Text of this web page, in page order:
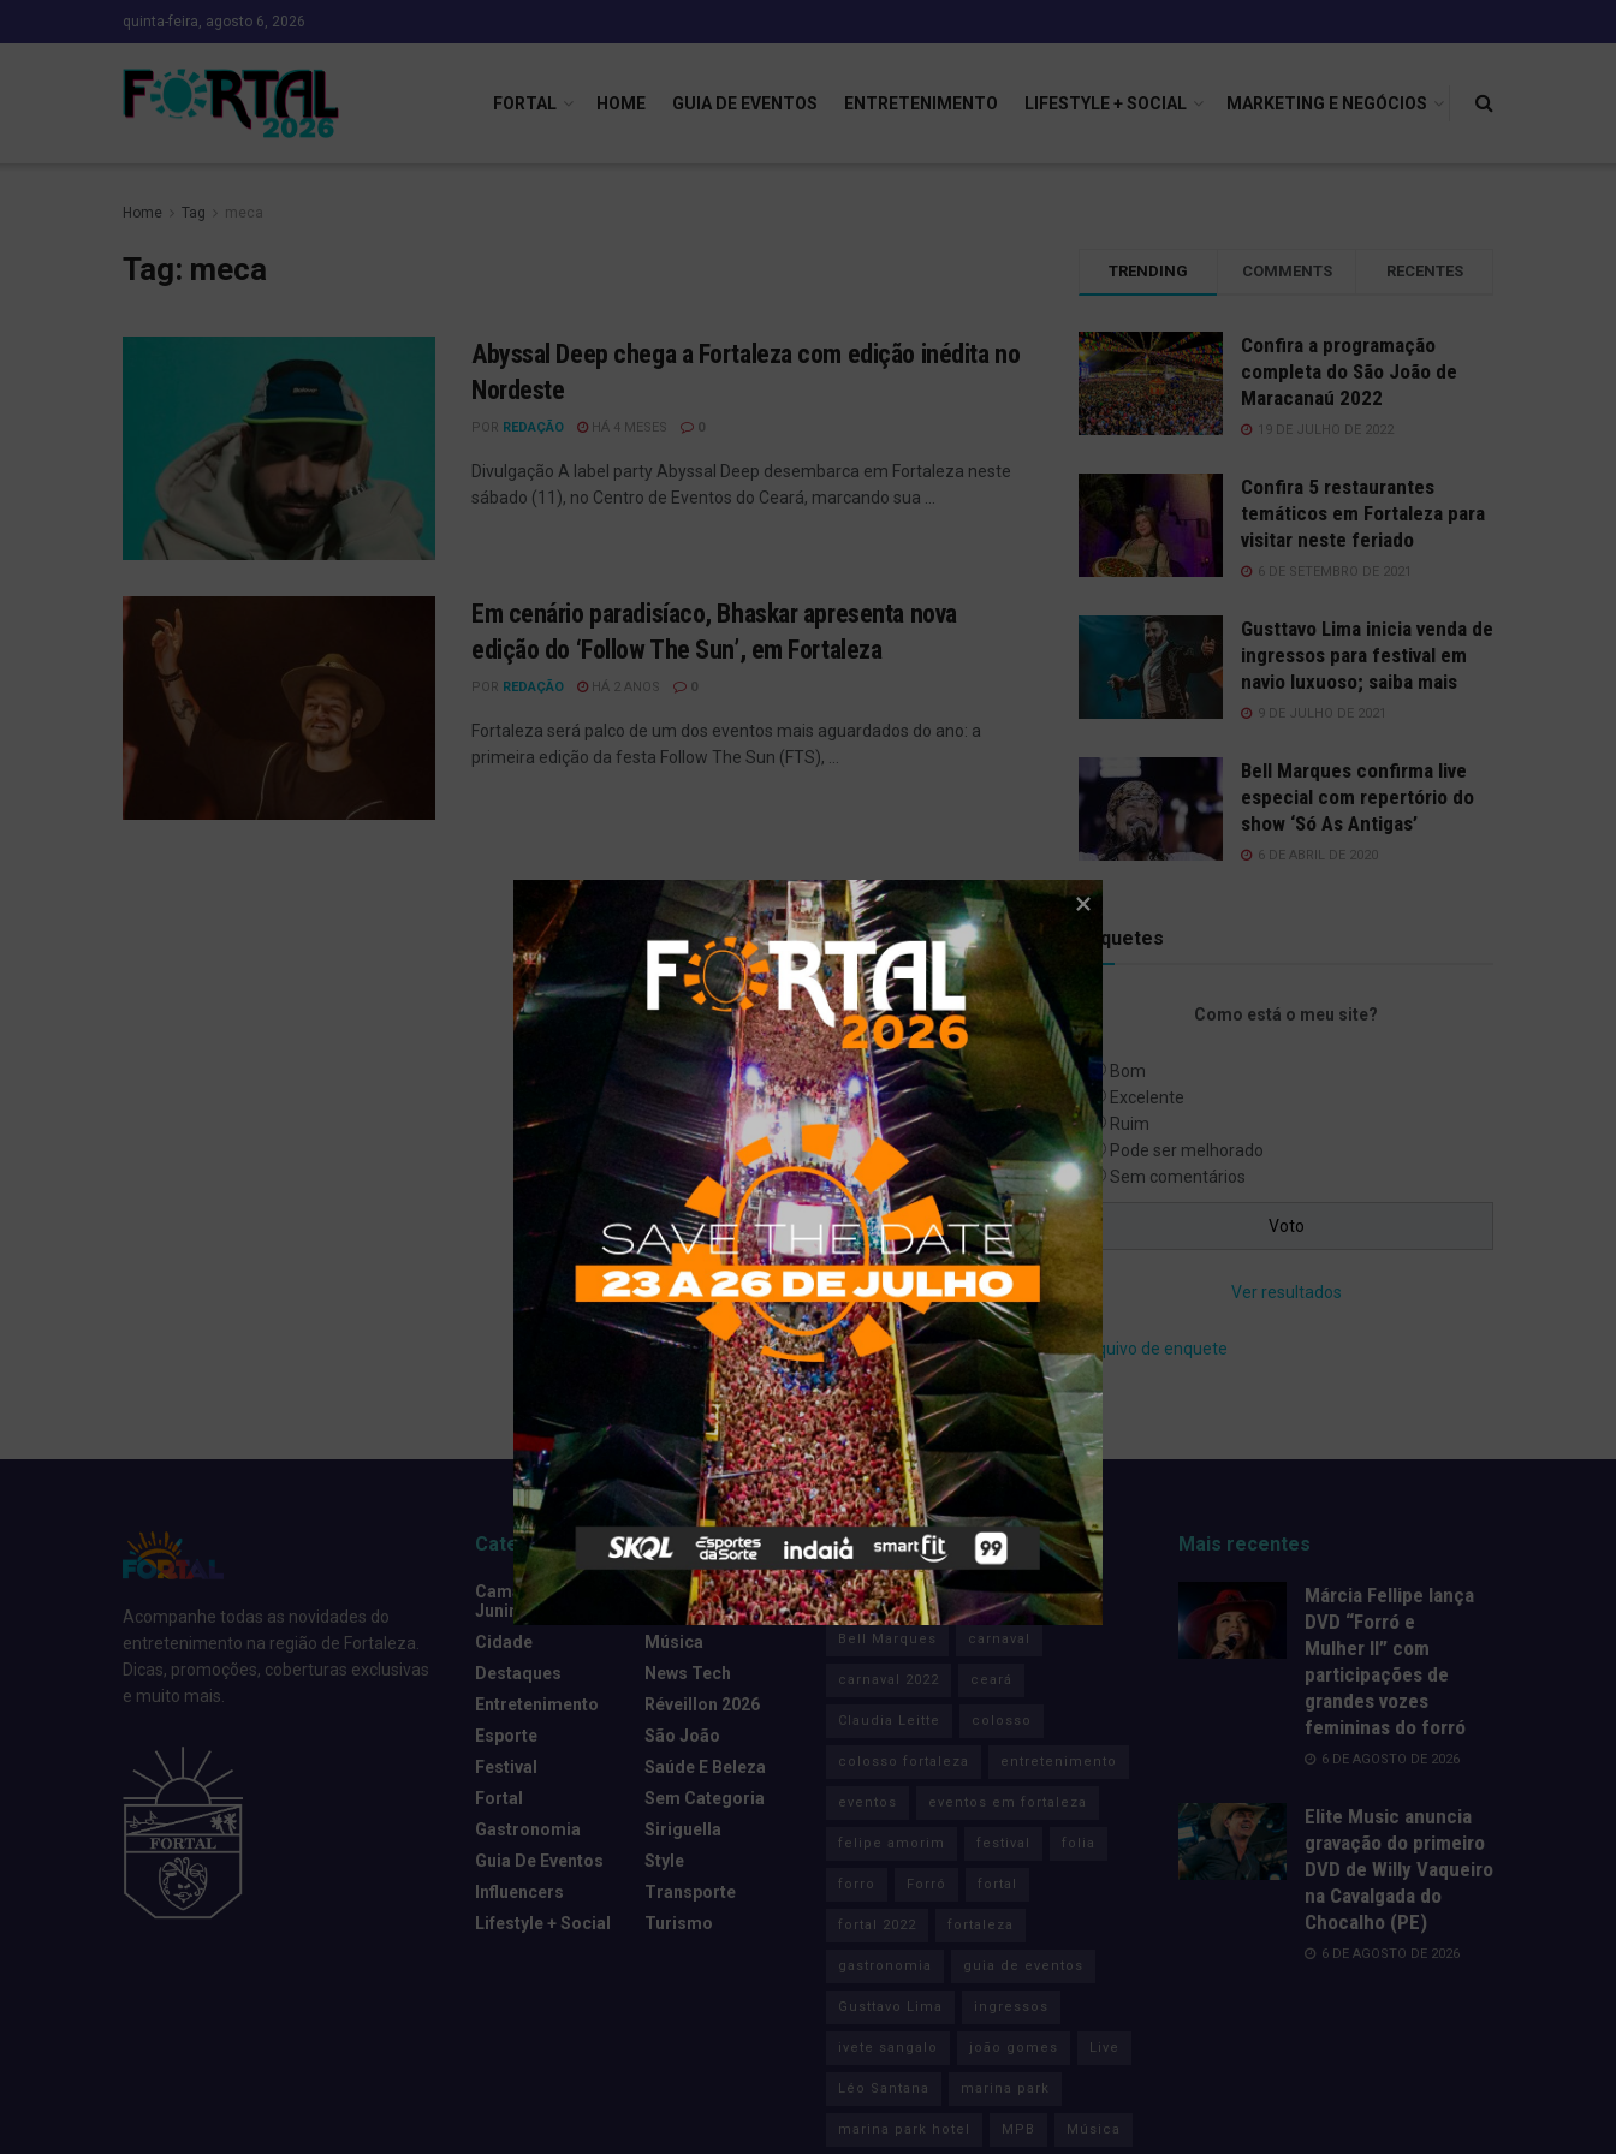
quinta-feira, agosto 6, 2026
FORTAL HOME GUIA DE EVENTOS ENTRETENIMENTO LIFESTYLE + SOCIAL MARKETING E NEGÓCIOS
Home Tag meca
Tag: meca
Abyssal Deep chega a Fortaleza com edição inédita no
Nordeste
POR REDAÇÃO HÁ 4 MESES 0
Divulgação A label party Abyssal Deep desembarca em Fortaleza neste
sábado (11), no Centro de Eventos do Ceará, marcando sua ...
Em cenário paradisíaco, Bhaskar apresenta nova
edição do ‘Follow The Sun’, em Fortaleza
POR REDAÇÃO HÁ 2 ANOS 0
Fortaleza será palco de um dos eventos mais aguardados do ano: a
primeira edição da festa Follow The Sun (FTS), ...
TRENDING COMMENTS RECENTES
Confira a programação
completa do São João de
Maracanaú 2022
19 DE JULHO DE 2022
Confira 5 restaurantes
temáticos em Fortaleza para
visitar neste feriado
6 DE SETEMBRO DE 2021
Gusttavo Lima inicia venda de
ingressos para festival em
navio luxuoso; saiba mais
9 DE JULHO DE 2021
Bell Marques confirma live
especial com repertório do
show ‘Só As Antigas’
6 DE ABRIL DE 2020
Enquetes
Como está o meu site?
Bom
Excelente
Ruim
Pode ser melhorado
Sem comentários
Ver resultados
Arquivo de enquete
Acompanhe todas as novidades do
entretenimento na região de Fortaleza.
Dicas, promoções, coberturas exclusivas
e muito mais.
Categorias
Camarote Vip
Junino
Cidade
Destaques
Entretenimento
Esporte
Festival
Fortal
Gastronomia
Guia De Eventos
Influencers
Lifestyle + Social
Marketing E
Negócios
Música
News Tech
Réveillon 2026
São João
Saúde E Beleza
Sem Categoria
Siriguella
Style
Transporte
Turismo
Tags
Anitta Axé Banda Eva
Bell Marques carnaval
carnaval 2022 ceará
Claudia Leitte colosso
colosso fortaleza entretenimento
eventos eventos em fortaleza
felipe amorim festival folia
forro Forró fortal
fortal 2022 fortaleza
gastronomia guia de eventos
Gusttavo Lima ingressos
ivete sangalo joão gomes Live
Léo Santana marina park
marina park hotel MPB Música
Mais recentes
Márcia Fellipe lança
DVD “Forró e
Mulher II” com
participações de
grandes vozes
femininas do forró
6 DE AGOSTO DE 2026
Elite Music anuncia
gravação do primeiro
DVD de Willy Vaqueiro
na Cavalgada do
Chocalho (PE)
6 DE AGOSTO DE 2026